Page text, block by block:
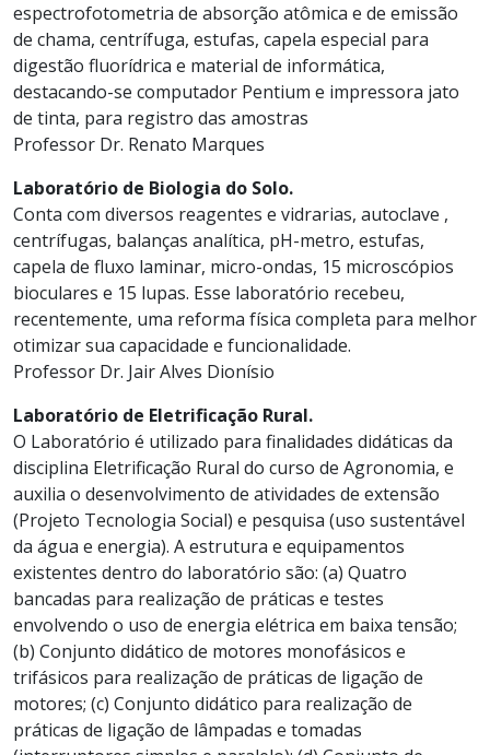
espectrofotometria de absorção atômica e de emissão
de chama, centrífuga, estufas, capela especial para
digestão fluorídrica e material de informática,
destacando-se computador Pentium e impressora jato
de tinta, para registro das amostras
Professor Dr. Renato Marques
Laboratório de Biologia do Solo.
Conta com diversos reagentes e vidrarias, autoclave ,
centrífugas, balanças analítica, pH-metro, estufas,
capela de fluxo laminar, micro-ondas, 15 microscópios
bioculares e 15 lupas. Esse laboratório recebeu,
recentemente, uma reforma física completa para melhor
otimizar sua capacidade e funcionalidade.
Professor Dr. Jair Alves Dionísio
Laboratório de Eletrificação Rural.
O Laboratório é utilizado para finalidades didáticas da
disciplina Eletrificação Rural do curso de Agronomia, e
auxilia o desenvolvimento de atividades de extensão
(Projeto Tecnologia Social) e pesquisa (uso sustentável
da água e energia). A estrutura e equipamentos
existentes dentro do laboratório são: (a) Quatro
bancadas para realização de práticas e testes
envolvendo o uso de energia elétrica em baixa tensão;
(b) Conjunto didático de motores monofásicos e
trifásicos para realização de práticas de ligação de
motores; (c) Conjunto didático para realização de
práticas de ligação de lâmpadas e tomadas